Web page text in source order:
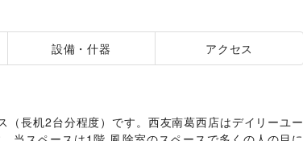
設備・什器 アクセス
長机2台分程度）です。西友南葛西店はデイリーユー